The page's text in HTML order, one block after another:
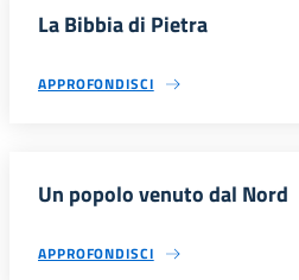
La Bibbia di Pietra
APPROFONDISCI
Un popolo venuto dal Nord
APPROFONDISCI